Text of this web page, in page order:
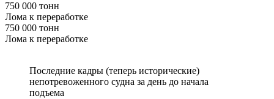
750 000 тонн
Лома к переработке
750 000 тонн
Лома к переработке
Последние кадры (теперь исторические)
непотревоженного судна за день до начала
подъема